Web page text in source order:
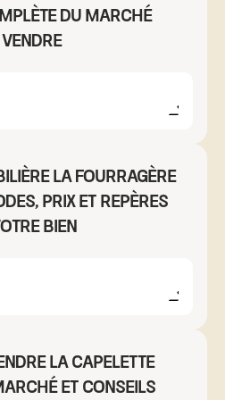
du marché
La Fourragère
prix et repères
bien
La Capelette
et conseils